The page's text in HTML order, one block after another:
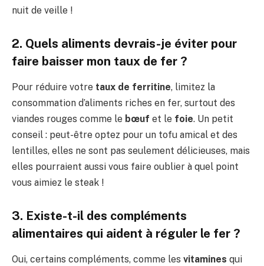
nuit de veille !
2. Quels aliments devrais-je éviter pour
faire baisser mon taux de fer ?
Pour réduire votre taux de ferritine, limitez la
consommation d’aliments riches en fer, surtout des
viandes rouges comme le bœuf et le foie. Un petit
conseil : peut-être optez pour un tofu amical et des
lentilles, elles ne sont pas seulement délicieuses, mais
elles pourraient aussi vous faire oublier à quel point
vous aimiez le steak !
3. Existe-t-il des compléments
alimentaires qui aident à réguler le fer ?
Oui, certains compléments, comme les vitamines qui